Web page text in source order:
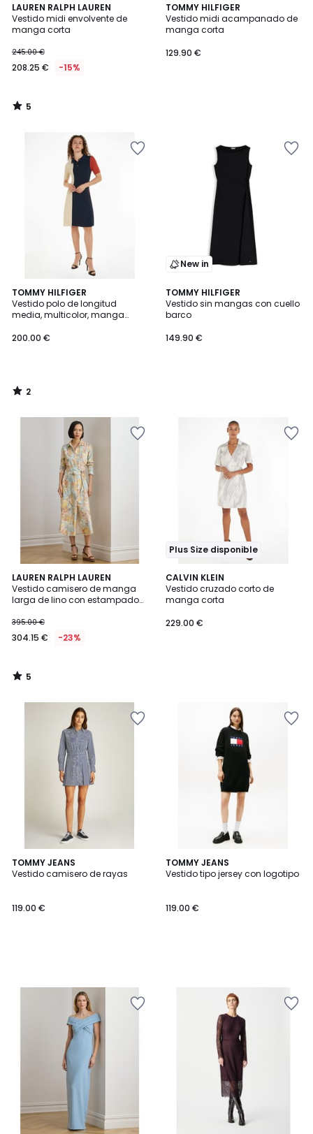
LAUREN RALPH LAUREN
Vestido midi envolvente de
manga corta
245.00 €
208.25 € -15%
5
/
5
5
/
TOMMY HILFIGER
Vestido midi acampanado de
manga corta
129.90 €
TOMMY HILFIGER
Vestido polo de longitud
media, multicolor, manga
200.00 €
2
/
5
2
/
New in
TOMMY HILFIGER
Vestido sin mangas con cuello
barco
149.90 €
LAUREN RALPH LAUREN
Vestido camisero de manga
larga de lino con estampado
395.00 €
304.15 € -23%
5
/
5
5
/
Plus Size disponible
CALVIN KLEIN
Vestido cruzado corto de
manga corta
229.00 €
TOMMY JEANS
Vestido camisero de rayas
119.00 €
TOMMY JEANS
Vestido tipo jersey con logotipo
119.00 €